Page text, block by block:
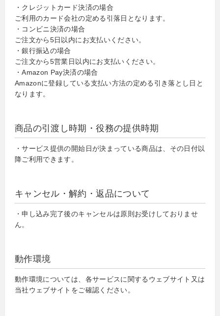
・クレジットカード決済の場合
ご利用のカード会社の定める引落日となります。
・コンビニ決済の場合
ご注文から5日以内にお支払いください。
・銀行振込の場合
ご注文から5営業日以内にお支払いください。
・Amazon Pay決済の場合
Amazonに登録している支払い方法の定める引き落とし日と
なります。
商品の引渡し時期・役務の提供時期
・サービス提供の開始日が決まっている商品は、その日付以
降ご利用できます。
キャンセル・解約・返品について
・申し込み完了後のキャンセルは原則お受けしておりませ
ん。
動作環境
動作環境については、各サービスに関するウェブサイト又は
当社ウェブサイトをご確認ください。